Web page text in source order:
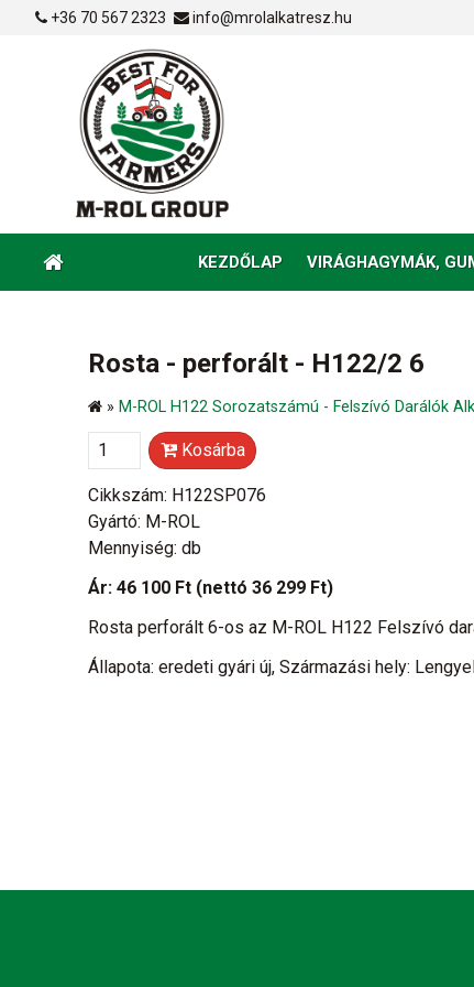
+36 70 567 2323 info@mrolalkatresz.hu
KEZDŐLAP VIRÁGHAGYMÁK,
Rosta - perforált - H122/2 6
» M-ROL H122 Sorozatszámú - Felszívó Darálók
Kosárba
Cikkszám: H122SP076
Gyártó: M-ROL
Mennyiség: db
Ár: 46 100 Ft (nettó 36 299 Ft)
Rosta perforált 6-os az M-ROL H122 Felszívó
Állapota: eredeti gyári új, Származási hely: